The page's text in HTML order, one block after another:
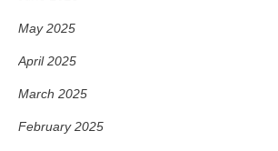
May 2025
April 2025
March 2025
February 2025